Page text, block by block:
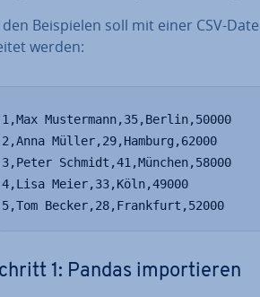
den Bei­spie­len soll mit einer CSV-
werden:
1,Max Mustermann,35,Berlin,50000
2,Anna Müller,29,Hamburg,62000
3,Peter Schmidt,41,München,58000
4,Lisa Meier,33,Köln,49000
5,Tom Becker,28,Frankfurt,52000
1: Pandas im­por­tie­ren